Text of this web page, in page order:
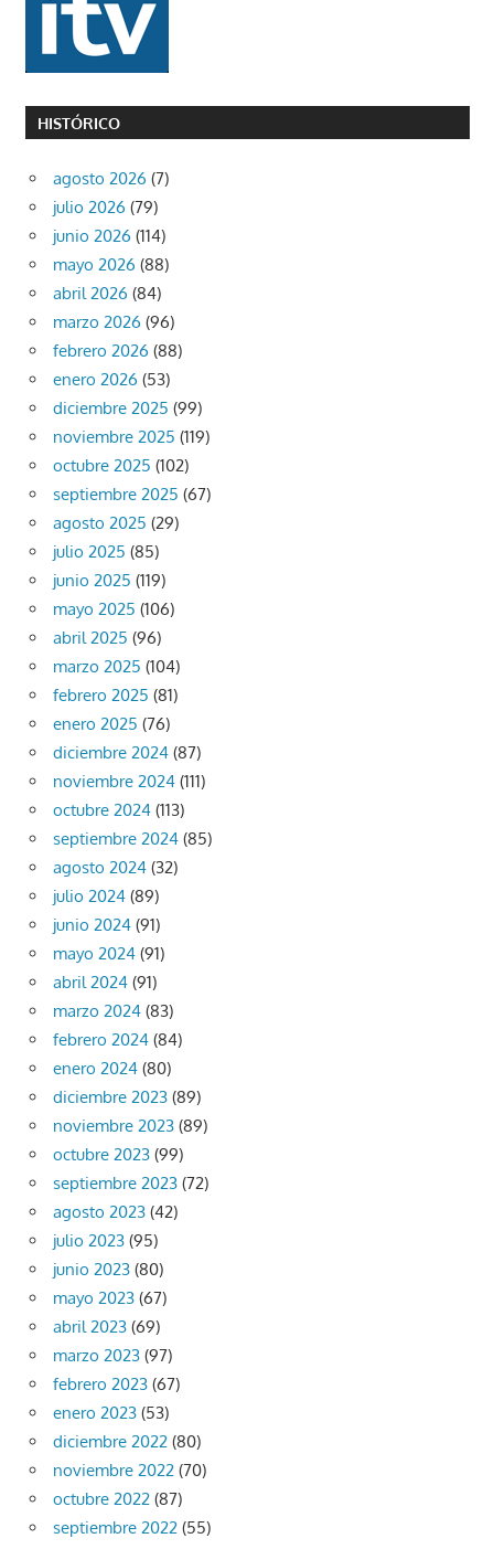
HISTÓRICO
agosto 2026 (7)
julio 2026 (79)
junio 2026 (114)
mayo 2026 (88)
abril 2026 (84)
marzo 2026 (96)
febrero 2026 (88)
enero 2026 (53)
diciembre 2025 (99)
noviembre 2025 (119)
octubre 2025 (102)
septiembre 2025 (67)
agosto 2025 (29)
julio 2025 (85)
junio 2025 (119)
mayo 2025 (106)
abril 2025 (96)
marzo 2025 (104)
febrero 2025 (81)
enero 2025 (76)
diciembre 2024 (87)
noviembre 2024 (111)
octubre 2024 (113)
septiembre 2024 (85)
agosto 2024 (32)
julio 2024 (89)
junio 2024 (91)
mayo 2024 (91)
abril 2024 (91)
marzo 2024 (83)
febrero 2024 (84)
enero 2024 (80)
diciembre 2023 (89)
noviembre 2023 (89)
octubre 2023 (99)
septiembre 2023 (72)
agosto 2023 (42)
julio 2023 (95)
junio 2023 (80)
mayo 2023 (67)
abril 2023 (69)
marzo 2023 (97)
febrero 2023 (67)
enero 2023 (53)
diciembre 2022 (80)
noviembre 2022 (70)
octubre 2022 (87)
septiembre 2022 (55)